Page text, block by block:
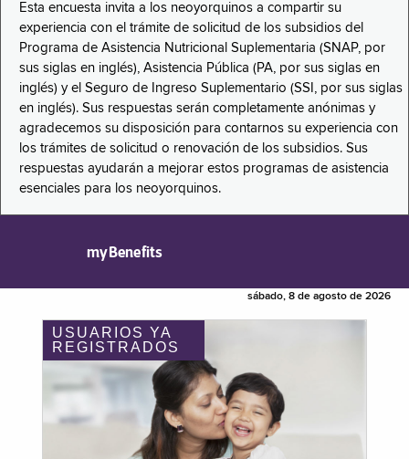
Esta encuesta invita a los neoyorquinos a compartir su
experiencia con el trámite de solicitud de los subsidios del
Programa de Asistencia Nutricional Suplementaria (SNAP, por
sus siglas en inglés), Asistencia Pública (PA, por sus siglas en
inglés) y el Seguro de Ingreso Suplementario (SSI, por sus siglas
en inglés). Sus respuestas serán completamente anónimas y
agradecemos su disposición para contarnos su experiencia con
los trámites de solicitud o renovación de los subsidios. Sus
respuestas ayudarán a mejorar estos programas de asistencia
esenciales para los neoyorquinos.
myBenefits
sábado, 8 de agosto de 2026
USUARIOS YA
REGISTRADOS